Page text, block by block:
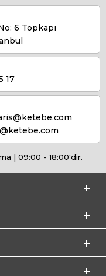
6 Topkapı
17
| 09:00 - 18:00'dir.